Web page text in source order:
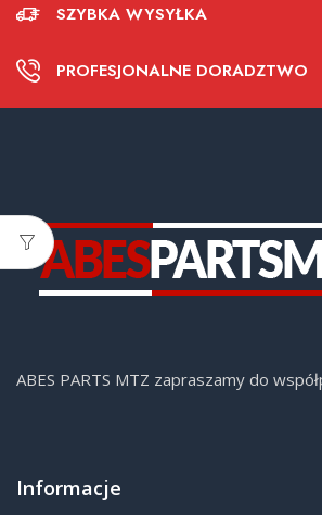
SZYBKA WYSYŁKA
PROFESJONALNE DORADZTWO
ABES PARTS MTZ zapraszamy do
Informacje